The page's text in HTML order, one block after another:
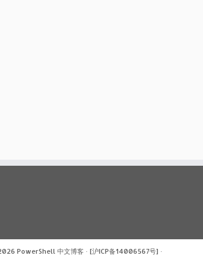
PowerShell 中文博客 · [沪ICP备14006567号] ·